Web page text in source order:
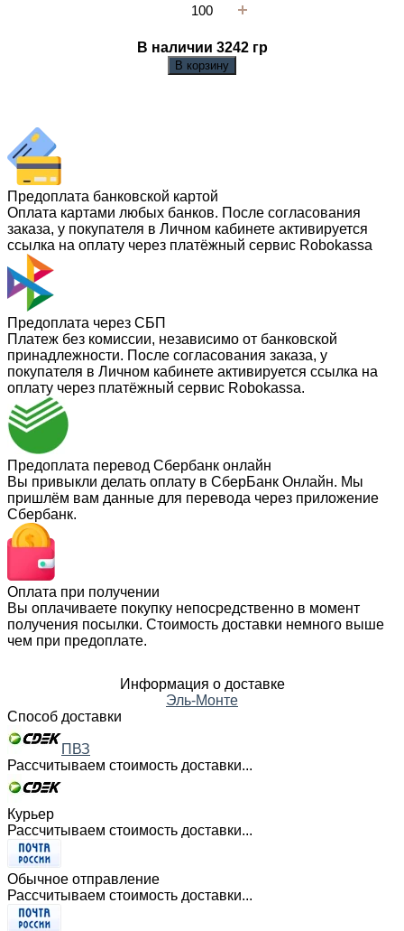
В наличии 3242гр
В корзину
Предоплата банковской картой
Оплата картами любых банков. После согласования
заказа, у покупателя в Личном кабинете активируется
ссылка на оплату через платёжный сервис Robokassa
Предоплата через СБП
Платеж без комиссии, независимо от банковской
принадлежности. После согласования заказа, у
покупателя в Личном кабинете активируется ссылка на
оплату через платёжный сервис Robokassa.
Предоплата перевод Сбербанк онлайн
Вы привыкли делать оплату в СберБанк Онлайн. Мы
пришлём вам данные для перевода через приложение
Сбербанк.
Оплата при получении
Вы оплачиваете покупку непосредственно в момент
получения посылки. Стоимость доставки немного выше
чем при предоплате.
Информация о доставке
Эль-Монте
Способ доставки
ПВЗ
Рассчитываем стоимость доставки...
Курьер
Рассчитываем стоимость доставки...
Обычное отправление
Рассчитываем стоимость доставки...